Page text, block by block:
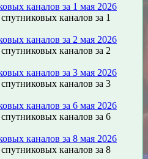
каналов за 1 мая 2026
каналов за 1
каналов за 2 мая 2026
каналов за 2
каналов за 3 мая 2026
каналов за 3
каналов за 6 мая 2026
каналов за 6
каналов за 8 мая 2026
каналов за 8